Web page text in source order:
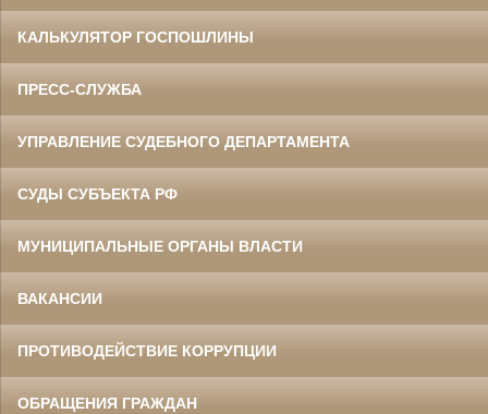
КАЛЬКУЛЯТОР ГОСПОШЛИНЫ
ПРЕСС-СЛУЖБА
УПРАВЛЕНИЕ СУДЕБНОГО ДЕПАРТАМЕНТА
СУДЫ СУБЪЕКТА РФ
МУНИЦИПАЛЬНЫЕ ОРГАНЫ ВЛАСТИ
ВАКАНСИИ
ПРОТИВОДЕЙСТВИЕ КОРРУПЦИИ
ОБРАЩЕНИЯ ГРАЖДАН